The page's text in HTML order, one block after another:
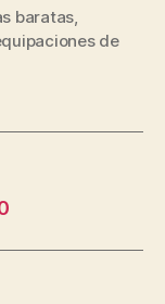
baratas
de